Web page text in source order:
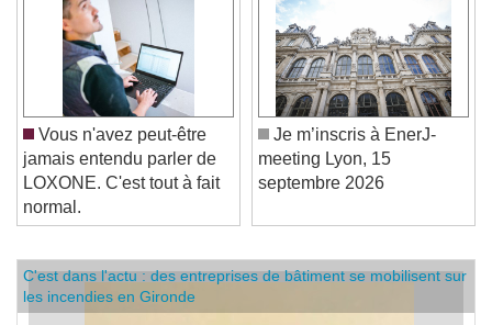
Vous n'avez peut-être
jamais entendu parler de
LOXONE. C'est tout à fait
normal.
Je m’inscris à EnerJ-
meeting Lyon, 15
C'est dans l'actu : des entreprises de bâtiment se mobilisent sur
les incendies en Gironde